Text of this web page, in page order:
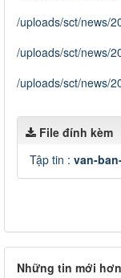
/uploads/sct/news/
/uploads/sct/news/
/uploads/sct/news/
File đính kèm
Tập tin : van-
Những tin mới hơn